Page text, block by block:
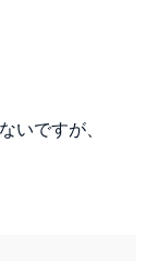
いですが、